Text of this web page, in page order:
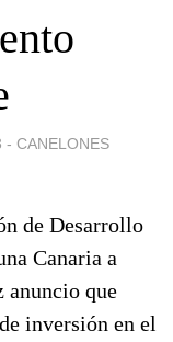
- CANELONES
de Desarrollo
Canaria a
anuncio que
inversión en el